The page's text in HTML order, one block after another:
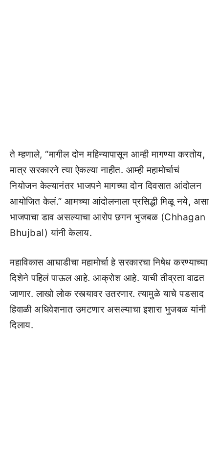
ते म्हणाले, “मागील दोन महिन्यापासून आम्ही मागण्या करतोय,
मात्र सरकारने त्या ऐकल्या नाहीत. आम्ही महामोर्चाचं
नियोजन केल्यानंतर भाजपने मागच्या दोन दिवसात आंदोलन
आयोजित केलं.” आमच्या आंदोलनाला प्रसिद्धी मिळू नये, असा
भाजपाचा डाव असल्याचा आरोप छगन भुजबळ (Chhagan
Bhujbal) यांनी केलाय.
महाविकास आघाडीचा महामोर्चा हे सरकारचा निषेध करण्याच्या
दिशेने पहिलं पाऊल आहे. आक्रोश आहे. याची तीव्रता वाढत
जाणार. लाखो लोक रस्त्यावर उतरणार. त्यामुळे याचे पडसाद
हिवाळी अधिवेशनात उमटणार असल्याचा इशारा भुजबळ यांनी
दिलाय.